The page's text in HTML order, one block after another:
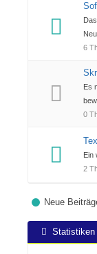
6
Es
0
Ein
2
Neue
Statistiken